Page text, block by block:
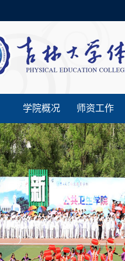
学院概况 师资工作